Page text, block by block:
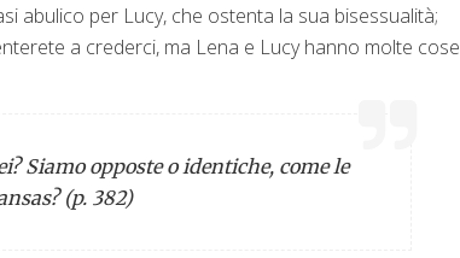
abulico per Lucy, che ostenta la sua bisessualità;
a crederci, ma Lena e Lucy hanno molte cose
Siamo opposte o identiche, come le
(p. 382)